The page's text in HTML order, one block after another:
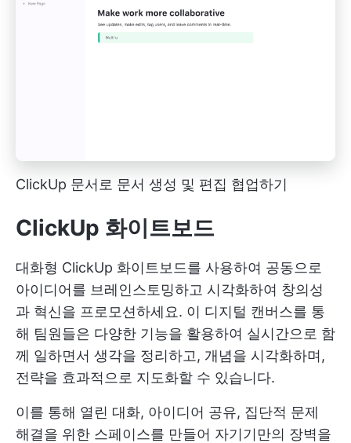
ClickUp 문서로 문서 생성 및 편집 협업하기
ClickUp 화이트보드
대화형 ClickUp 화이트보드를 사용하여 공동으로
아이디어를 브레인스토밍하고 시각화하여 창의성
과 혁신을 프로모션하세요. 이 디지털 캔버스를 통
해 팀원들은 다양한 기능을 활용하여 실시간으로 함
께 일하면서 생각을 정리하고, 개념을 시각화하며,
전략을 효과적으로 지도화할 수 있습니다.
이를 통해 열린 대화, 아이디어 공유, 집단적 문제
해결을 위한 스페이스를 만들어 자기기만의 장벽을